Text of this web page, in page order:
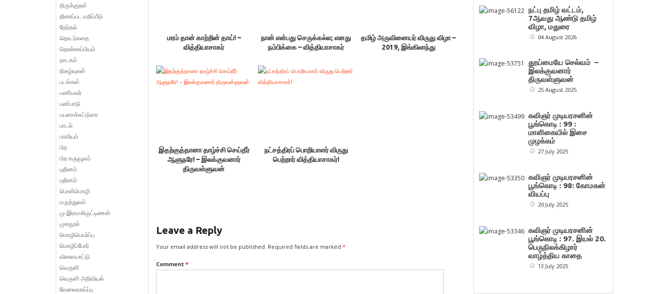
மரம் தான் காற்றின் தாய்! –
வித்தியாசாகர்
நான் என்பது செருக்கல்ல; எனது
நம்பிக்கை – வித்தியாசாகர்
தமிழ் அருவினையர் விருது விழா –
2019, இங்கிலாந்து
இதற்குத்தானா தாழ்ச்சி செய்தீர்
ஆளுநரே! – இலக்குவனார்
திருவள்ளுவன்
நட்சத்திரப் பொறியாளர் விருது
பெற்றார் வித்தியாசாகர்!
Leave a Reply
Your email address will not be published. Required fields are marked *
Comment *
திருக்குறள்
திரைப்பட மதிப்பீடு
தேர்தல்
தொடர்கதை
தொல்காப்பியம்
நாடகம்
நிகழ்வுகள்
படங்கள்
பணிமலர்
பண்பாடு
பயணக்கட்டுரை
பாடல்
பாவியம்
பிற
பிற கருவூலம்
புதினம்
புதினம்
பொன்மொழி
மருத்துவம்
மு.இராமகிருட்டிணன்
முகநூல்
மொழிபெயர்ப்பு
மொழிப்போர்
விளையாட்டு
வெருளி
வெருளி அறிவியல்
வேலைவாய்ப்பு
நட்பு தமிழ் வட்டம்,
7ஆவது ஆண்டு தமிழ்
விழா, மதுரை
04 August 2026
தூய்மையே செல்வம் –
இலக்குவனார்
திருவள்ளுவன்
25 August 2025
கவிஞர் முடியரசனின்
பூங்கொடி : 99 :
மாளிகையில் இசை
முழக்கம்
27 July 2025
கவிஞர் முடியரசனின்
பூங்கொடி : 98: கோமகன்
வியப்பு
20 July 2025
கவிஞர் முடியரசனின்
பூங்கொடி : 97. இயல் 20.
பெருநிலக்கிழார்
வாழ்த்திய காதை
13 July 2025